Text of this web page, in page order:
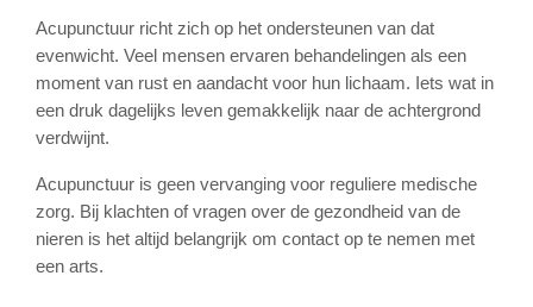
Acupunctuur richt zich op het ondersteunen van dat
evenwicht. Veel mensen ervaren behandelingen als een
moment van rust en aandacht voor hun lichaam. Iets wat in
een druk dagelijks leven gemakkelijk naar de achtergrond
verdwijnt.
Acupunctuur is geen vervanging voor reguliere medische
zorg. Bij klachten of vragen over de gezondheid van de
nieren is het altijd belangrijk om contact op te nemen met
een arts.